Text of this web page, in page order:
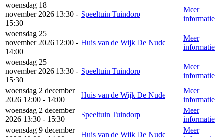
woensdag 18
november 2026 13:30 -
15:30
Speeltuin Tuindorp
Meer
informatie
woensdag 25
november 2026 12:00 -
14:00
Huis van de Wijk De Nude
Meer
informatie
woensdag 25
november 2026 13:30 -
15:30
Speeltuin Tuindorp
Meer
informatie
woensdag 2 december
2026 12:00 - 14:00
Huis van de Wijk De Nude
Meer
informatie
woensdag 2 december
2026 13:30 - 15:30
Speeltuin Tuindorp
Meer
informatie
woensdag 9 december
Huis van de Wijk De Nude
Meer